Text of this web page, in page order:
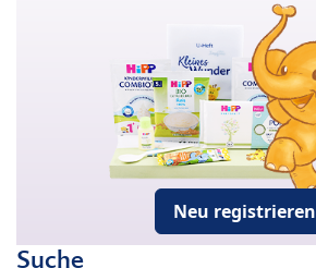
Neu registrieren
Suche